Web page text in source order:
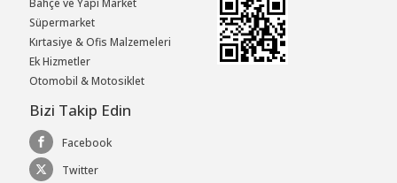
Bahçe ve Yapı Market
Süpermarket
Kırtasiye & Ofis Malzemeleri
Ek Hizmetler
Otomobil & Motosiklet
Bizi Takip Edin
Facebook
Twitter